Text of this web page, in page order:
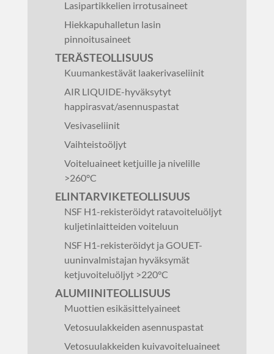
Lasipartikkelien irrotusaineet
Hiekkapuhalletun lasin
pinnoitusaineet
TERÄSTEOLLISUUS
Kuumankestävät laakerivaseliinit
AIR LIQUIDE-hyväksytyt
happirasvat/asennuspastat
Vesivaseliinit
Vaihteistoöljyt
Voiteluaineet ketjuille ja nivelille
>260°C
ELINTARVIKETEOLLISUUS
NSF H1-rekisteröidyt ratavoiteluöljyt
kuljetinlaitteiden voiteluun
NSF H1-rekisteröidyt ja GOUET-
uuninvalmistajan hyväksymät
ketjuvoiteluöljyt >220°C
ALUMIINITEOLLISUUS
Muottien esikäsittelyaineet
Vetosuulakkeiden asennuspastat
Vetosuulakkeiden kuivavoiteluaineet